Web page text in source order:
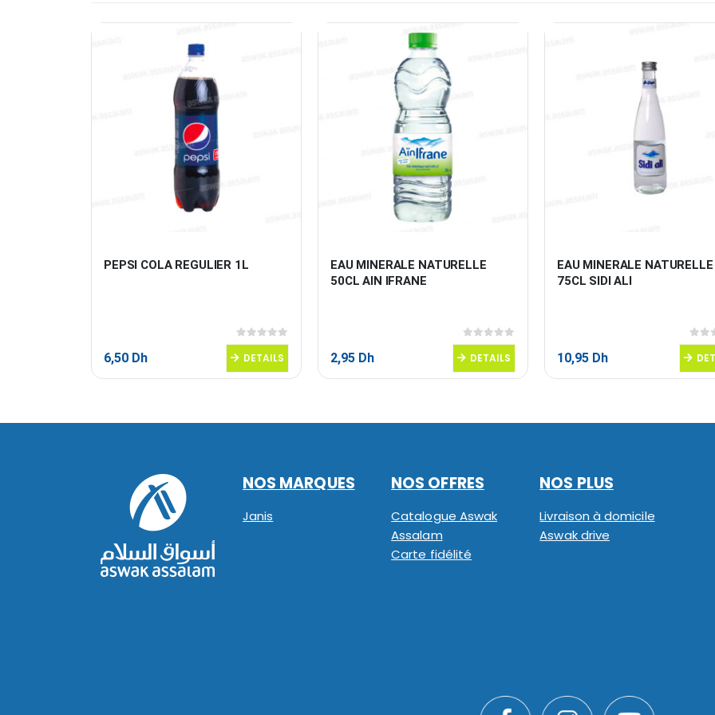
PEPSI COLA REGULIER 1L
0sur 5
6,50 Dh DETAILS
EAU MINERALE NATURELLE
50CL AIN IFRANE
0sur 5
2,95 Dh DETAILS
EAU MINERALE NATURELLE
75CL SIDI ALI
0sur
10,95 Dh
NOS MARQUES
Janis
NOS OFFRES
Catalogue Aswak
Assalam
Carte fidélité
NOS PLUS
Livraison à domicile
Aswak drive